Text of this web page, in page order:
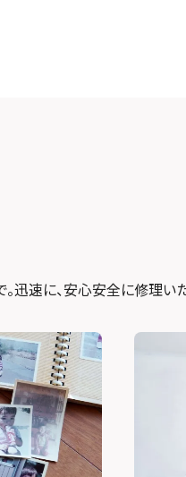
速に、安心安全に修理いた